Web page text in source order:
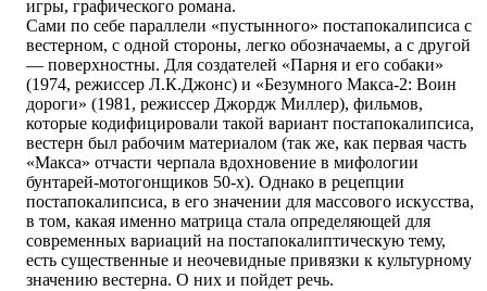
игры, графического романа.
Сами по себе параллели «пустынного» постапокалипсиса с
вестерном, с одной стороны, легко обозначаемы, а с другой
— поверхностны. Для создателей «Парня и его собаки»
(1974, режиссер Л.К.Джонс) и «Безумного Макса-2: Воин
дороги» (1981, режиссер Джордж Миллер), фильмов,
которые кодифицировали такой вариант постапокалипсиса,
вестерн был рабочим материалом (так же, как первая часть
«Макса» отчасти черпала вдохновение в мифологии
бунтарей-мотогонщиков 50-х). Однако в рецепции
постапокалипсиса, в его значении для массового искусства,
в том, какая именно матрица стала определяющей для
современных вариаций на постапокалиптическую тему,
есть существенные и неочевидные привязки к культурному
значению вестерна. О них и пойдет речь.